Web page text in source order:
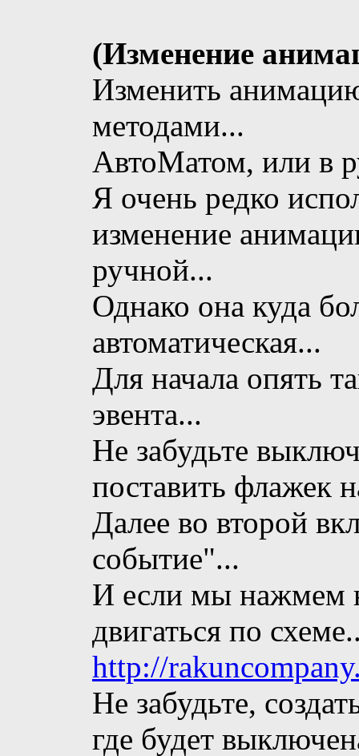
(Изменение
Изменить
методами...
АвтоМатом, или в
Я очень редко
изменение
ручной...
Однако она куда
автоматическая...
Для начала опять
эвента...
Не забудьте
поставить флажек
Далее во второй
событие"...
И если мы нажмем
двигаться по
http://
Не забудьте,
где будет